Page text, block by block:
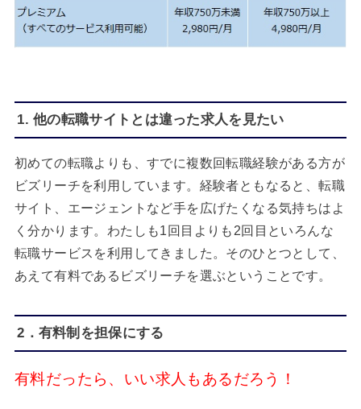
1. 他の転職サイトとは違った求人を見たい
初めての転職よりも、すでに複数回転職経験がある方が
ビズリーチを利用しています。経験者ともなると、転職
サイト、エージェントなど手を広げたくなる気持ちはよ
く分かります。わたしも1回目よりも2回目といろんな
転職サービスを利用してきました。そのひとつとして、
あえて有料であるビズリーチを選ぶということです。
2．有料制を担保にする
有料だったら、いい求人もあるだろう！